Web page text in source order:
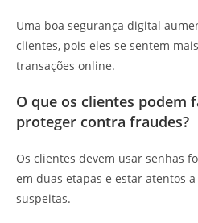
Uma boa segurança digital
clientes, pois eles se sentem
transações online.
O que os clientes podem
proteger contra fraudes?
Os clientes devem usar senhas
em duas etapas e estar atentos
suspeitas.